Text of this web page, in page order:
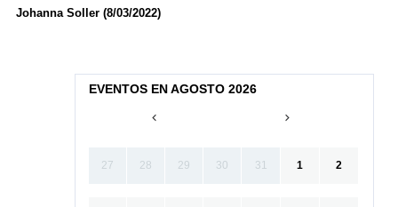
Johanna Soller (8/03/2022)
EVENTOS EN AGOSTO 2026
27 28 29 30 31 1 2